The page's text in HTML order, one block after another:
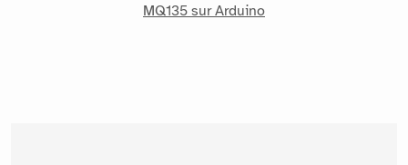
MQ135 sur Arduino